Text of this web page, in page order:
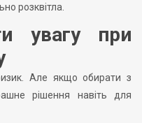
розквітла.
увагу при
Але якщо обирати з
рішення навіть для